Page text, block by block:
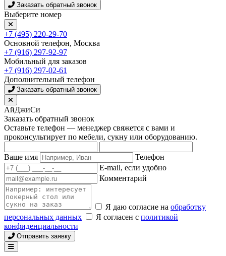
Заказать обратный звонок
Выберите номер
+7 (495) 220-29-70
Основной телефон, Москва
+7 (916) 297-92-97
Мобильный для заказов
+7 (916) 297-02-61
Дополнительный телефон
Заказать обратный звонок
АйДжиСи
Заказать обратный звонок
Оставьте телефон — менеджер свяжется с вами и
проконсультирует по мебели, сукну или оборудованию.
Ваше имя
Телефон
E-mail, если удобно
Комментарий
Я даю согласие на обработку
персональных данных
Я согласен с политикой
конфиденциальности
Отправить заявку